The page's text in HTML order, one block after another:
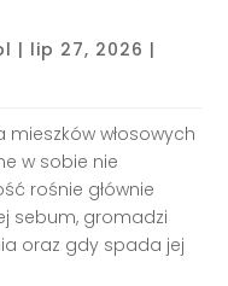
| lip 27, 2026 |
włosowych
w sobie nie
rośnie głównie
sebum, gromadzi
oraz gdy spada jej